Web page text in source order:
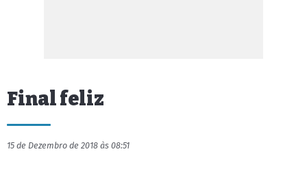
Final feliz
15 de Dezembro de 2018 às 08:51